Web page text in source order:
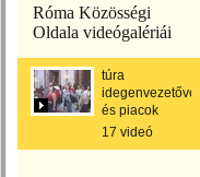
Róma Közösségi
Oldala videógalériái
túra
idegenvezetővel
és piacok
17 videó